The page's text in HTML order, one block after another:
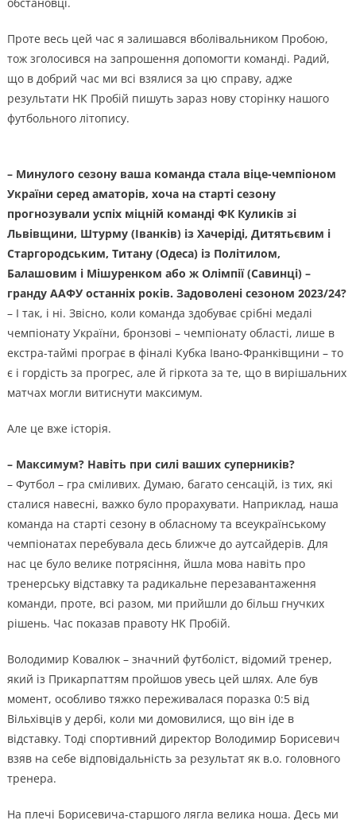
Проте весь цей час я залишався вболівальником Пробою,
тож зголосився на запрошення допомогти команді. Радий,
що в добрий час ми всі взялися за цю справу, адже
результати НК Пробій пишуть зараз нову сторінку нашого
футбольного літопису.
– Минулого сезону ваша команда стала віце-чемпіоном
України серед аматорів, хоча на старті сезону
прогнозували успіх міцній команді ФК Куликів зі
Львівщини, Штурму (Іванків) із Хачеріді, Дитятьєвим і
Старгородським, Титану (Одеса) із Політилом,
Балашовим і Мішуренком або ж Олімпії (Савинці) –
гранду ААФУ останніх років. Задоволені сезоном 2023/24?
– І так, і ні. Звісно, коли команда здобуває срібні медалі
чемпіонату України, бронзові – чемпіонату області, лише в
екстра-таймі програє в фіналі Кубка Івано-Франківщини – то
є і гордість за прогрес, але й гіркота за те, що в вирішальних
матчах могли витиснути максимум.
Але це вже історія.
– Максимум? Навіть при силі ваших суперників?
– Футбол – гра сміливих. Думаю, багато сенсацій, із тих, які
сталися навесні, важко було прорахувати. Наприклад, наша
команда на старті сезону в обласному та всеукраїнському
чемпіонатах перебувала десь ближче до аутсайдерів. Для
нас це було велике потрясіння, йшла мова навіть про
тренерську відставку та радикальне перезавантаження
команди, проте, всі разом, ми прийшли до більш гнучких
рішень. Час показав правоту НК Пробій.
Володимир Ковалюк – значний футболіст, відомий тренер,
який із Прикарпаттям пройшов увесь цей шлях. Але був
момент, особливо тяжко переживалася поразка 0:5 від
Вільхівців у дербі, коли ми домовилися, що він іде в
відставку. Тоді спортивний директор Володимир Борисевич
взяв на себе відповідальність за результат як в.о. головного
тренера.
На плечі Борисевича-старшого лягла велика ноша. Десь ми